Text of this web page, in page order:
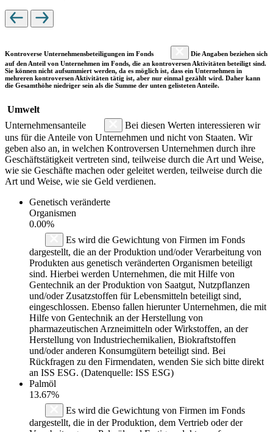
Kontroverse Unternehmensbeteiligungen im Fonds
Die Angaben beziehen sich
auf den Anteil von Unternehmen im Fonds, die an kontroversen Aktivitäten beteiligt sind.
Sie können nicht aufsummiert werden, da es möglich ist, dass ein Unternehmen in
mehreren kontroversen Aktivitäten tätig ist, aber nur einmal gezählt wird. Daher kann
die Gesamthöhe niedriger sein als die Summe der unten gelisteten Anteile.
Umwelt
Unternehmensanteile
Bei diesen Werten interessieren wir
uns für die Anteile von Unternehmen und nicht von Staaten. Wir
geben also an, in welchen Kontroversen Unternehmen durch ihre
Geschäftstätigkeit vertreten sind, teilweise durch die Art und Weise,
wie sie Geschäfte machen oder geleitet werden, teilweise durch die
Art und Weise, wie sie Geld verdienen.
Genetisch veränderte
Organismen
0.00%
Es wird die Gewichtung von Firmen im Fonds
dargestellt, die an der Produktion und/oder Verarbeitung von
Produkten aus genetisch veränderten Organismen beteiligt
sind. Hierbei werden Unternehmen, die mit Hilfe von
Gentechnik an der Produktion von Saatgut, Nutzpflanzen
und/oder Zusatzstoffen für Lebensmitteln beteiligt sind,
eingeschlossen. Ebenso fallen hierunter Unternehmen, die mit
Hilfe von Gentechnik an der Herstellung von
pharmazeutischen Arzneimitteln oder Wirkstoffen, an der
Herstellung von Industriechemikalien, Biokraftstoffen
und/oder anderen Konsumgütern beteiligt sind. Bei
Rückfragen zu den Firmendaten, wenden Sie sich bitte direkt
an ISS ESG. (Datenquelle: ISS ESG)
Palmöl
13.67%
Es wird die Gewichtung von Firmen im Fonds
dargestellt, die in der Produktion, dem Vertrieb oder der